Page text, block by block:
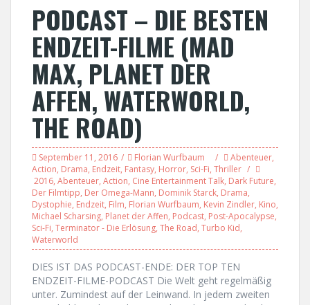
PODCAST – DIE BESTEN
ENDZEIT-FILME (MAD
MAX, PLANET DER
AFFEN, WATERWORLD,
THE ROAD)
September 11, 2016 Florian Wurfbaum Abenteuer,
Action, Drama, Endzeit, Fantasy, Horror, Sci-Fi, Thriller
2016, Abenteuer, Action, Cine Entertainment Talk, Dark Future,
Der Filmtipp, Der Omega-Mann, Dominik Starck, Drama,
Dystophie, Endzeit, Film, Florian Wurfbaum, Kevin Zindler, Kino,
Michael Scharsing, Planet der Affen, Podcast, Post-Apocalypse,
Sci-Fi, Terminator - Die Erlösung, The Road, Turbo Kid,
Waterworld
DIES IST DAS PODCAST-ENDE: DER TOP TEN
ENDZEIT-FILME-PODCAST Die Welt geht regelmäßig
unter. Zumindest auf der Leinwand. In jedem zweiten